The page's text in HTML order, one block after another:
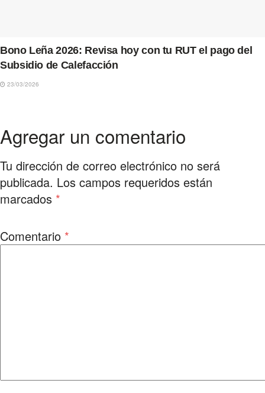
Bono Leña 2026: Revisa hoy con tu RUT el pago del
Subsidio de Calefacción
23/03/2026
Agregar un comentario
Tu dirección de correo electrónico no será
publicada. Los campos requeridos están
marcados *
Comentario *